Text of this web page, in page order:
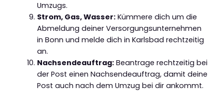
Umzugs.
Strom, Gas, Wasser:Kümmere dich um die
Abmeldung deiner Versorgungsunternehmen
in Bonn und melde dich in Karlsbad rechtzeitig
an.
Nachsendeauftrag:Beantrage rechtzeitig bei
der Post einen Nachsendeauftrag, damit deine
Post auch nach dem Umzug bei dir ankommt.